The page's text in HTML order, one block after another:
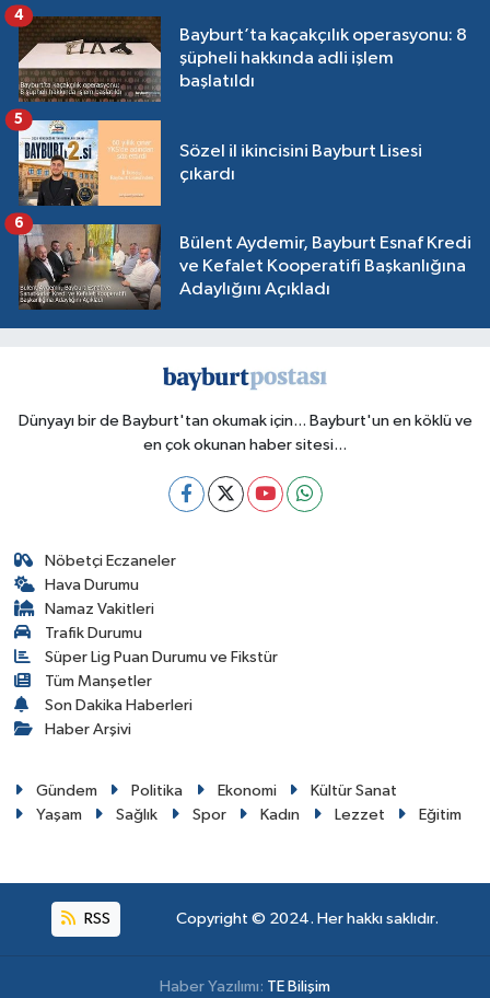
Bayburt’ta kaçakçılık operasyonu: 8
şüpheli hakkında adli işlem
başlatıldı
4
Sözel il ikincisini Bayburt Lisesi
çıkardı
5
Bülent Aydemir, Bayburt Esnaf Kredi
ve Kefalet Kooperatifi Başkanlığına
Adaylığını Açıkladı
6
Dünyayı bir de Bayburt'tan okumak için... Bayburt'un en köklü ve
en çok okunan haber sitesi...
Nöbetçi Eczaneler
Hava Durumu
Namaz Vakitleri
Trafik Durumu
Süper Lig Puan Durumu ve Fikstür
Tüm Manşetler
Son Dakika Haberleri
Haber Arşivi
Gündem Politika Ekonomi
Kültür Sanat
Yaşam
Sağlık Spor Kadın Lezzet Eğitim
RSS Copyright © 2024. Her hakkı saklıdır.
Haber Yazılımı: TE Bilişim